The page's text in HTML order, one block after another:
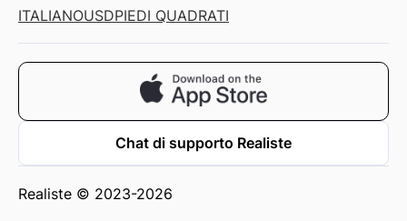
ITALIANOUSDPIEDI QUADRATI
Chat di supporto Realiste
Realiste © 2023-2026